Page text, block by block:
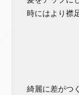
時にはより襟
綺麗に差がつ